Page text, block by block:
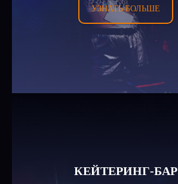
УЗНАТЬ БОЛЬШЕ
КЕЙТЕРИНГ-БАР